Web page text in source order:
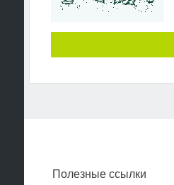
Полезные ссылки